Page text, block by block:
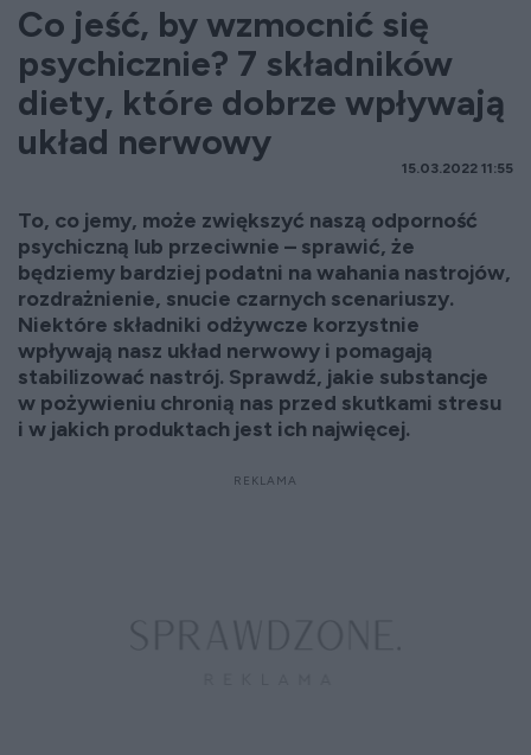
Co jeść, by wzmocnić się
psychicznie? 7 składników
diety, które dobrze wpływają
układ nerwowy
15.03.2022 11:55
To, co jemy, może zwiększyć naszą odporność
psychiczną lub przeciwnie – sprawić, że
będziemy bardziej podatni na wahania nastrojów,
rozdrażnienie, snucie czarnych scenariuszy.
Niektóre składniki odżywcze korzystnie
wpływają nasz układ nerwowy i pomagają
stabilizować nastrój. Sprawdź, jakie substancje
w pożywieniu chronią nas przed skutkami stresu
i w jakich produktach jest ich najwięcej.